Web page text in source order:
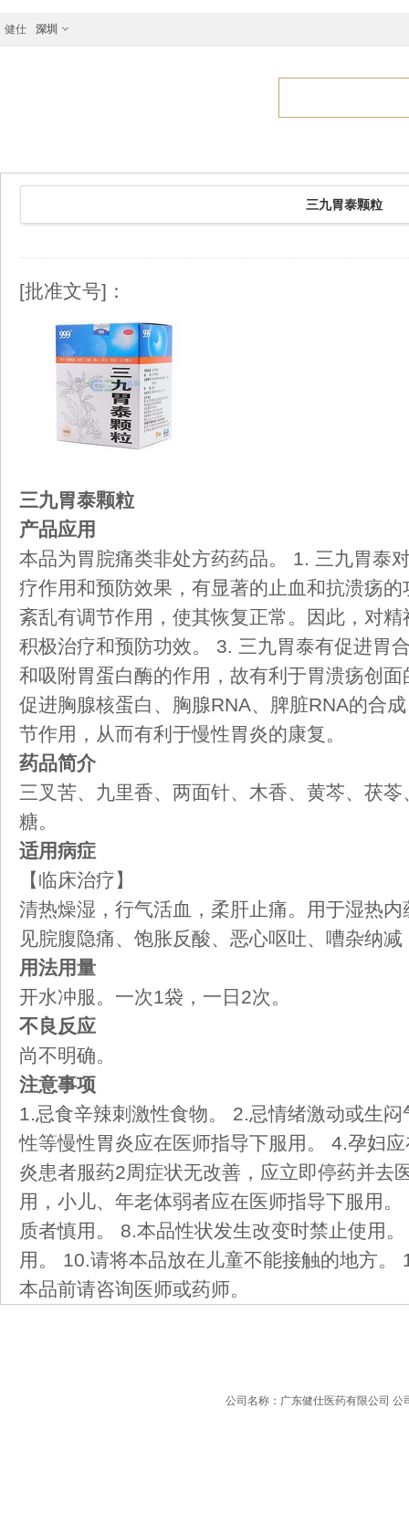
健仕 深圳
三九胃泰颗粒
[批准文号]：
三九胃泰颗粒
产品应用
本品为胃脘痛类非处方药药品。 1. 三九胃泰
疗作用和预防效果，有显著的止血和抗溃疡
紊乱有调节作用，使其恢复正常。因此，对
积极治疗和预防功效。 3. 三九胃泰有促进胃
和吸附胃蛋白酶的作用，故有利于胃溃疡创
促进胸腺核蛋白、胸腺RNA、脾脏RNA的合
节作用，从而有利于慢性胃炎的康复。
药品简介
三叉苦、九里香、两面针、木香、黄芩、茯
糖。
适用病症
【临床治疗】
清热燥湿，行气活血，柔肝止痛。用于湿热
见脘腹隐痛、饱胀反酸、恶心呕吐、嘈杂纳
用法用量
开水冲服。一次1袋，一日2次。
不良反应
尚不明确。
注意事项
1.忌食辛辣刺激性食物。 2.忌情绪激动或生
性等慢性胃炎应在医师指导下服用。 4.孕妇
炎患者服药2周症状无改善，应立即停药并去
用，小儿、年老体弱者应在医师指导下服用
质者慎用。 8.本品性状发生改变时禁止使用
用。 10.请将本品放在儿童不能接触的地方。
本品前请咨询医师或药师。
公司名称：广东健仕医药有限公司